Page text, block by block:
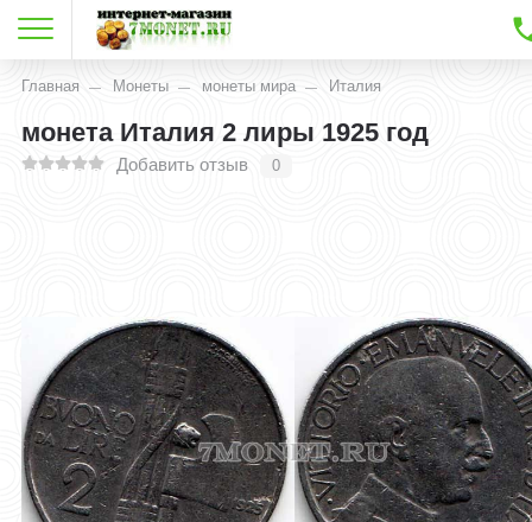
Главная Монеты монеты мира Италия
монета Италия 2 лиры 1925 год
Добавить отзыв 0